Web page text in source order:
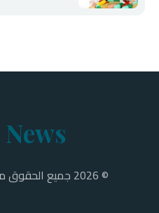
News
© 2026 جميع الحقوق محفوظة لـ Petro News